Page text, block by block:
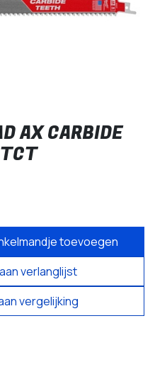
AX CARBIDE
toevoegen
vergelijking
verlanglijst